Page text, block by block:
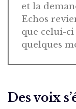
et la
Echos
que celui-ci
quelques
Des voix